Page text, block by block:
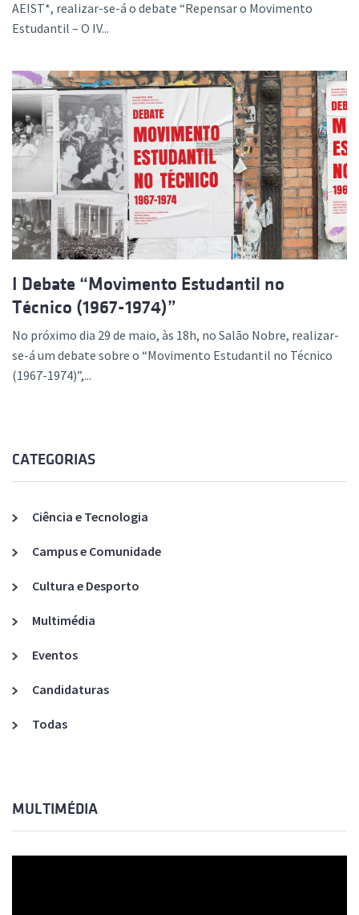
AEIST*, realizar-se-á o debate “Repensar o Movimento
Estudantil – O IV...
I Debate “Movimento Estudantil no
Técnico (1967-1974)”
No próximo dia 29 de maio, às 18h, no Salão Nobre, realizar-
se-á um debate sobre o “Movimento Estudantil no Técnico
(1967-1974)”,...
CATEGORIAS
Ciência e Tecnologia
Campus e Comunidade
Cultura e Desporto
Multimédia
Eventos
Candidaturas
Todas
MULTIMÉDIA